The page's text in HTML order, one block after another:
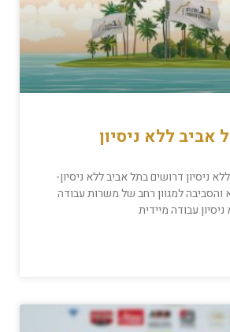
אביב ללא ניסיון
ניסיון דרושים בתל אביב ללא ניסיון-
והסביבה למגוון רחב של משרות עבודה
עבודה מיידית